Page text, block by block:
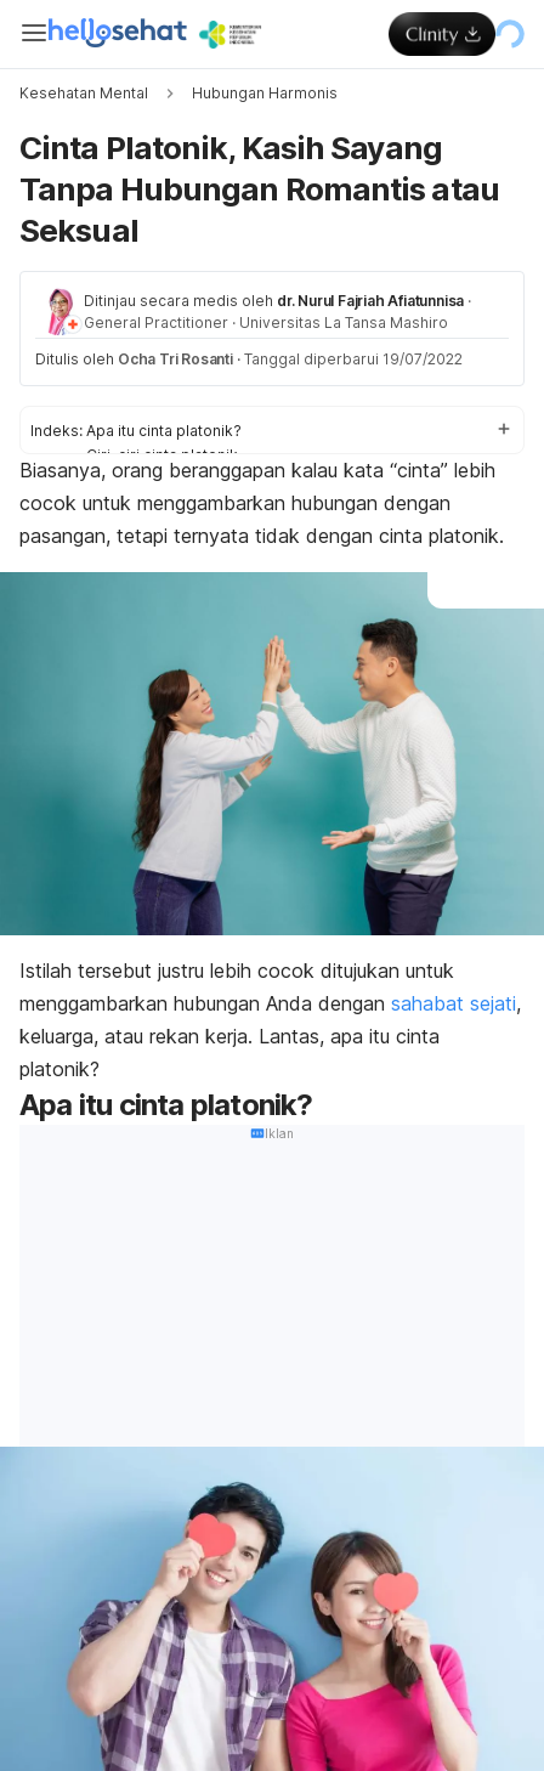
Kesehatan Mental Hubungan Harmonis
Cinta Platonik, Kasih Sayang
Tanpa Hubungan Romantis atau
Seksual
Ditinjau secara medis oleh dr. Nurul Fajriah Afiatunnisa ·
General Practitioner · Universitas La Tansa Mashiro
Ditulis oleh Ocha Tri Rosanti · Tanggal diperbarui 19/07/2022
Indeks: Apa itu cinta platonik?
Ciri-ciri cinta platonik
Manfaat hubungan platonik
Biasanya, orang beranggapan kalau kata “cinta” lebih
cocok untuk menggambarkan hubungan dengan
pasangan, tetapi ternyata tidak dengan cinta platonik.
Istilah tersebut justru lebih cocok ditujukan untuk
menggambarkan hubungan Anda dengan sahabat sejati,
keluarga, atau rekan kerja. Lantas, apa itu cinta
platonik?
Apa itu cinta platonik?
Iklan